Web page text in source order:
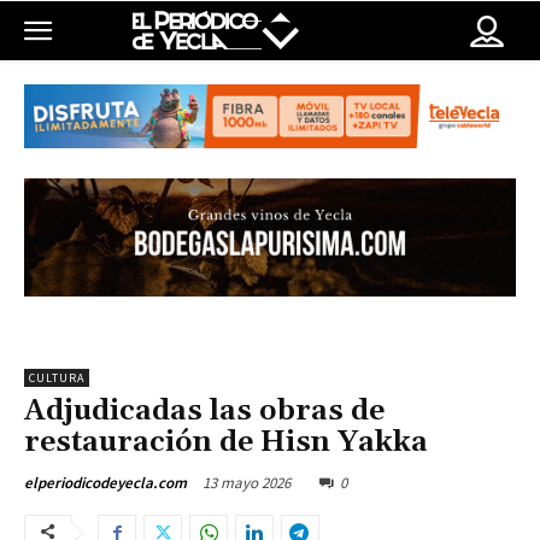
CULTURA
Adjudicadas las obras de
restauración de Hisn Yakka
elperiodicodeyecla.com 13 mayo 2026 0